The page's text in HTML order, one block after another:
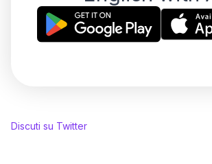
Discuti su Twitter